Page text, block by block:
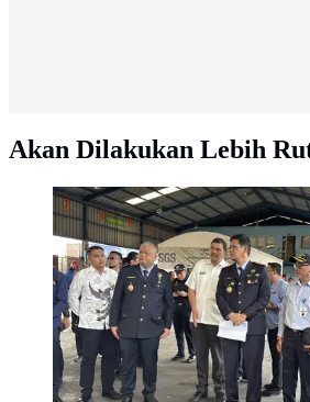
Akan Dilakukan Lebih